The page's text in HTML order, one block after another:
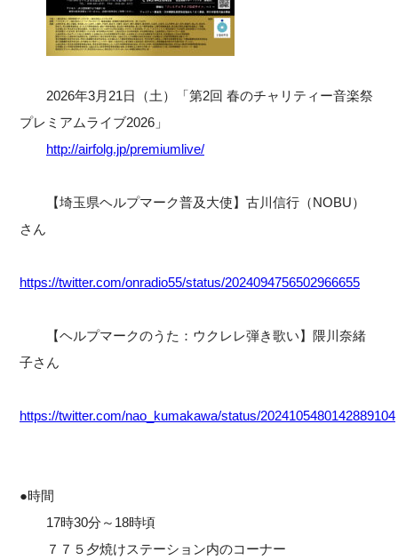
2026年3月21日（土）「第2回 春のチャリティー音楽祭
プレミアムライブ2026」
http://airfolg.jp/premiumlive/
【埼玉県ヘルプマーク普及大使】古川信行（NOBU）
さん
https://twitter.com/onradio55/status/2024094756502966655
【ヘルプマークのうた：ウクレレ弾き歌い】隈川奈緒
子さん
https://twitter.com/nao_kumakawa/status/2024105480142889104
●時間
17時30分～18時頃
７７５夕焼けステーション内のコーナー